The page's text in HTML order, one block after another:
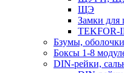
ЩЭ
Замки для
TEKFOR-
Бзумы,
Боксы 1-8
DIN-рейки,